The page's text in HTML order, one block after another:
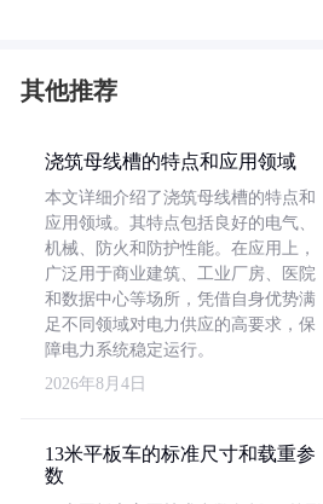
其他推荐
浇筑母线槽的特点和应用领域
本文详细介绍了浇筑母线槽的特点和
应用领域。其特点包括良好的电气、
机械、防火和防护性能。在应用上，
广泛用于商业建筑、工业厂房、医院
和数据中心等场所，凭借自身优势满
足不同领域对电力供应的高要求，保
障电力系统稳定运行。
2026年8月4日
13米平板车的标准尺寸和载重参
数